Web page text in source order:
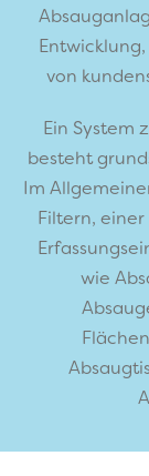
von
Ein System
besteht
Im
Filtern,
wie